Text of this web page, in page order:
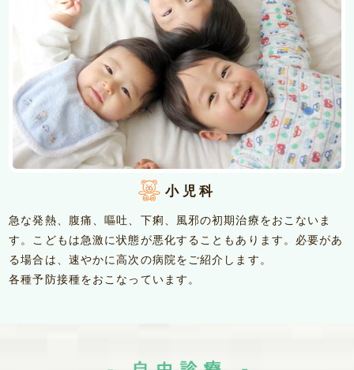
小児科
急な発熱、腹痛、嘔吐、下痢、風邪の初期治療をおこないま
す。こどもは急激に状態が悪化することもあります。必要があ
る場合は、速やかに高次の病院をご紹介します。
各種予防接種をおこなっています。